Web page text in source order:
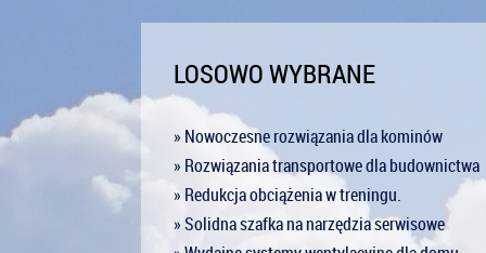
LOSOWO WYBRANE
» Nowoczesne rozwiązania dla kominów
» Rozwiązania transportowe dla budownictwa
» Redukcja obciążenia w treningu.
» Solidna szafka na narzędzia serwisowe